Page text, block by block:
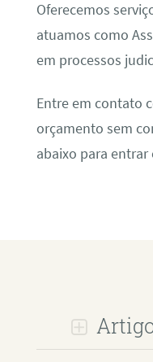
Oferecemos
atuamos como
em processos
Entre em contato
orçamento sem
abaixo para